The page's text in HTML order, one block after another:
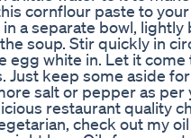
cornflour paste to
a separate bowl, lightly
soup. Stir quickly in
egg white in. Let it come
Just keep some aside
salt or pepper as per
restaurant quality
check out my